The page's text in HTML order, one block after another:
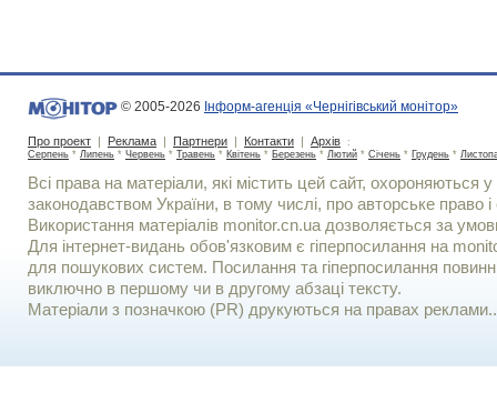
© 2005-2026 Інформ-агенція «Чернігівський монітор»
Про проект | Реклама | Партнери | Контакти | Архів :
Серпень * Липень * Червень * Травень * Квітень * Березень * Лютий * Січень * Грудень *
Всі права на матеріали, які містить цей сайт, охороняються у
законодавством України, в тому числі, про авторське право і
Використання матерiалiв monitor.cn.ua дозволяється за
Для iнтернет-видань обов'язковим є гiперпосилання на
для пошукових систем. Посилання та гіперпосилання
виключно в першому чи в другому абзаці тексту.
Матеріали з позначкою (PR) друкуються на правах реклами..